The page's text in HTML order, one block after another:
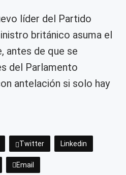
líder del Partido
británico asuma el
antes de que se
del Parlamento
antelación si solo hay
Twitter Linkedin
Email